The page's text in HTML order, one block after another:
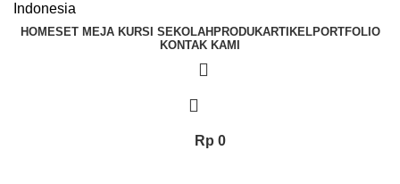
HOMESET MEJA KURSI SEKOLAH PRODUKARTIKELPORTFOLIO
KONTAK KAMI
Rp 0